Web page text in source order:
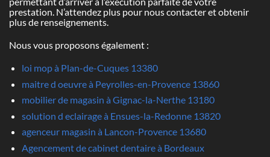
prestation. N’attendez plus pour nous contacter et obtenir
plus de renseignements.
Nous vous proposons également :
loi mop à Plan-de-Cuques 13380
maitre d oeuvre à Peyrolles-en-Provence 13860
mobilier de magasin à Gignac-la-Nerthe 13180
solution d eclairage à Ensues-la-Redonne 13820
agenceur magasin à Lancon-Provence 13680
Agencement de cabinet dentaire à Bordeaux